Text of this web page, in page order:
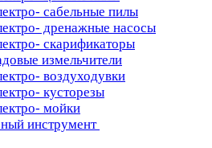
сабельные пилы
дренажные насосы
скарификаторы
измельчители
воздуходувки
кусторезы
мойки
инструмент